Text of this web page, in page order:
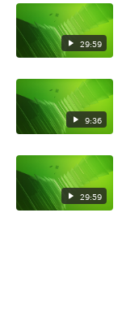
29:59
9:36
29:59